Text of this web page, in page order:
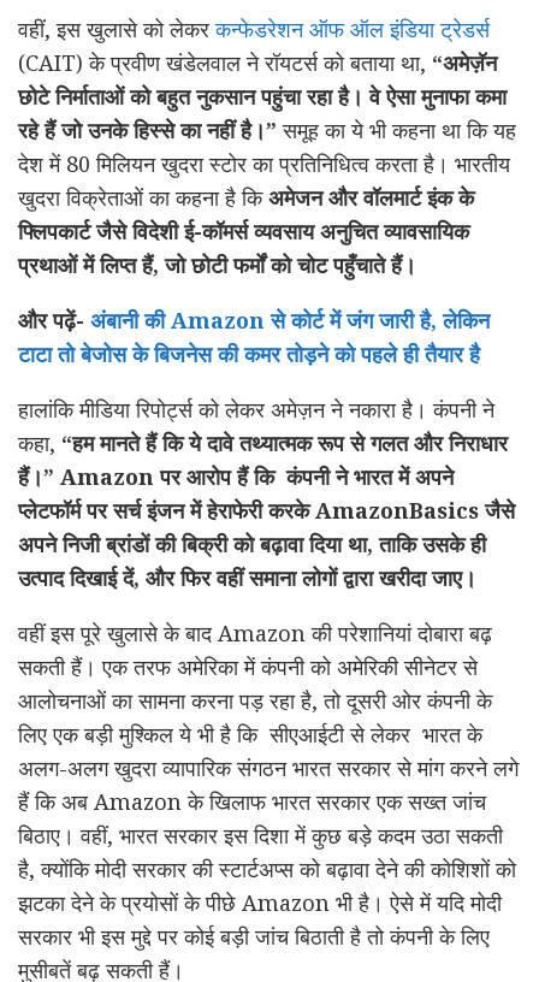
वहीं, इस खुलासे को लेकरकन्फेडरेशन ऑफ ऑल इंडिया ट्रेडर्स
(CAIT) के प्रवीण खंडेलवाल ने रॉयटर्स को बताया था, “अमेज़ॅन
छोटे निर्माताओं को बहुत नुकसान पहुंचा रहा है। वे ऐसा मुनाफा कमा
रहे हैं जो उनके हिस्से का नहीं है।”समूह का ये भी कहना था कि यह
देश में 80 मिलियन खुदरा स्टोर का प्रतिनिधित्व करता है। भारतीय
खुदरा विक्रेताओं का कहना है किअमेजन और वॉलमार्ट इंक के
फ्लिपकार्ट जैसे विदेशी ई-कॉमर्स व्यवसाय अनुचित व्यावसायिक
प्रथाओं में लिप्त हैं, जो छोटी फर्मों को चोट पहुँचाते हैं।
और पढ़ें- अंबानी की Amazon से कोर्ट में जंग जारी है, लेकिन
टाटा तो बेजोस के बिजनेस की कमर तोड़ने को पहले ही तैयार है
हालांकि मीडिया रिपोर्ट्स को लेकर अमेज़न ने नकारा है। कंपनी ने
कहा, “हम मानते हैं कि ये दावे तथ्यात्मक रूप से गलत और निराधार
हैं।” Amazon पर आरोप हैं कि कंपनी ने भारत में अपने
प्लेटफॉर्म पर सर्च इंजन में हेराफेरी करकेAmazonBasicsजैसे
अपने निजी ब्रांडों की बिक्री को बढ़ावा दिया था,ताकि उसके ही
उत्पाद दिखाई दें, और फिर वहीं समाना लोगों द्वारा खरीदा जाए।
वहीं इस पूरे खुलासे के बाद Amazon की परेशानियां दोबारा बढ़
सकती हैं। एक तरफ अमेरिका में कंपनी को अमेरिकी सीनेटर से
आलोचनाओं का सामना करना पड़ रहा है, तो दूसरी ओर कंपनी के
लिए एक बड़ी मुश्किल ये भी है कि सीएआईटी से लेकर भारत के
अलग-अलग खुदरा व्यापारिक संगठन भारत सरकार से मांग करने लगे
हैं कि अब Amazon के खिलाफ भारत सरकार एक सख्त जांच
बिठाए। वहीं, भारत सरकार इस दिशा में कुछ बड़े कदम उठा सकती
है, क्योंकि मोदी सरकार की स्टार्टअप्स को बढ़ावा देने की कोशिशों को
झटका देने के प्रयोसों के पीछे Amazon भी है। ऐसे में यदि मोदी
सरकार भी इस मुद्दे पर कोई बड़ी जांच बिठाती है तो कंपनी के लिए
मुसीबतें बढ़ सकती हैं।